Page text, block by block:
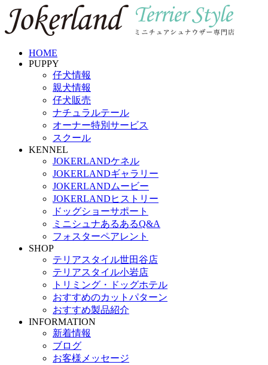
HOME
PUPPY
仔犬情報
親犬情報
仔犬販売
ナチュラルテール
オーナー特別サービス
スクール
KENNEL
JOKERLANDケネル
JOKERLANDギャラリー
JOKERLANDムービー
JOKERLANDヒストリー
ドッグショーサポート
ミニシュナあるあるQ&A
フォスターペアレント
SHOP
テリアスタイル世田谷店
テリアスタイル小岩店
トリミング・ドッグホテル
おすすめのカットパターン
おすすめ製品紹介
INFORMATION
新着情報
ブログ
お客様メッセージ